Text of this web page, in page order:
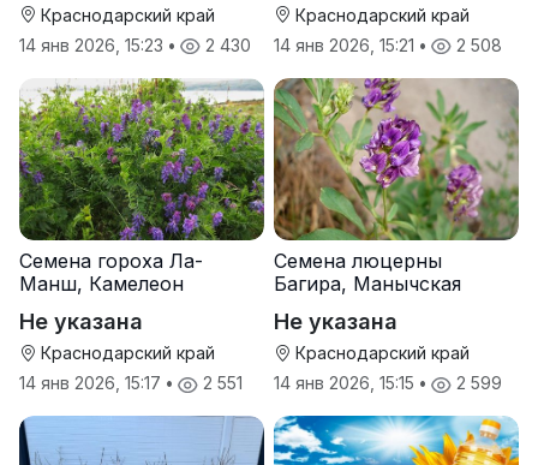
Краснодарский край
14 янв 2026, 15:23 • 2 430
Краснодарский край
14 янв 2026, 15:21 • 2 508
Семена гороха Ла-
Манш, Камелеон
Не указана
Краснодарский край
14 янв 2026, 15:17 • 2 551
Семена люцерны
Багира, Манычская
Не указана
Краснодарский край
14 янв 2026, 15:15 • 2 599